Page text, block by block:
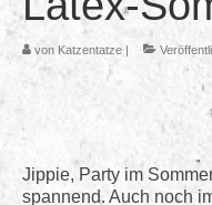
Freunde
Gästebuch
von Katzentatze |
Jippie, Party im
spannend. Auch noch